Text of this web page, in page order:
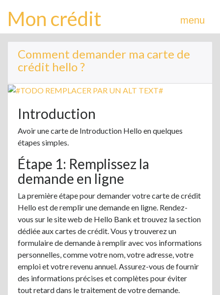
Mon crédit menu
Comment demander ma carte de
crédit hello ?
Introduction
Avoir une carte de Introduction Hello en quelques
étapes simples.
Étape 1: Remplissez la
demande en ligne
La première étape pour demander votre carte de crédit
Hello est de remplir une demande en ligne. Rendez-
vous sur le site web de Hello Bank et trouvez la section
dédiée aux cartes de crédit. Vous y trouverez un
formulaire de demande à remplir avec vos informations
personnelles, comme votre nom, votre adresse, votre
emploi et votre revenu annuel. Assurez-vous de fournir
des informations précises et complètes pour éviter
tout retard dans le traitement de votre demande.